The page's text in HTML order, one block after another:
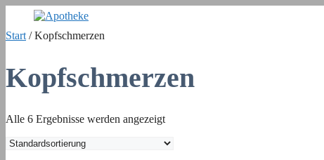
springen
Start / Kopfschmerzen
Kopfschmerzen
Alle 6 Ergebnisse werden angezeigt